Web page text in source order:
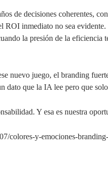
de decisiones coherentes,
ROI inmediato no sea
la presión de la eficiencia
nuevo juego, el branding
dato que la IA lee pero que
Y esa es nuestra
colores-y-emociones-